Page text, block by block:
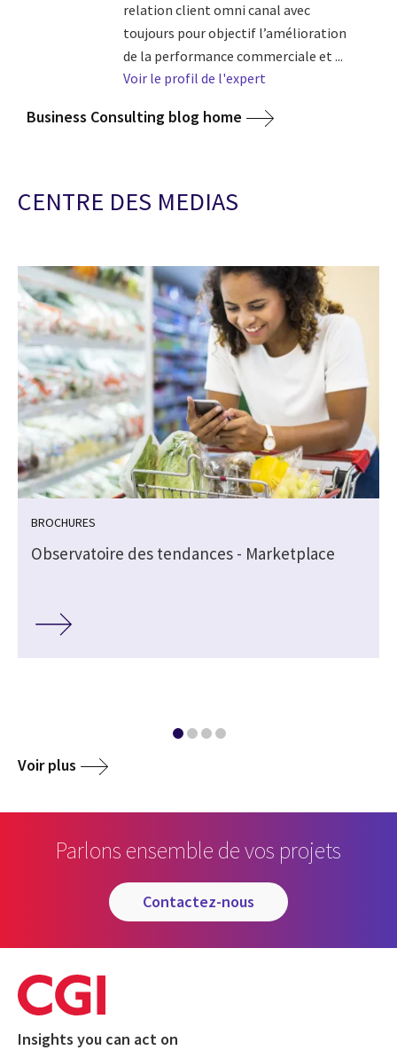
relation client omni canal avec
toujours pour objectif l’amélioration
de la performance commerciale et ...
Voir le profil de l'expert
Business Consulting blog home
CENTRE DES MEDIAS
BROCHURES
Observatoire des tendances - Marketplace
Voir plus
Parlons ensemble de vos projets
contactez-nous
Insights you can act on